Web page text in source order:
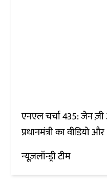
एनएल चर्चा 435: जेन
प्रधानमंत्री का वीडियो
न्यूज़लॉन्ड्री टीम